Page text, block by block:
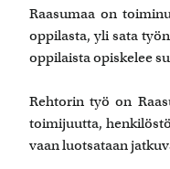
Raasumaa on
oppilasta, yli sata
oppilaista opiskelee
Rehtorin työ on
toimijuutta,
vaan luotsataan